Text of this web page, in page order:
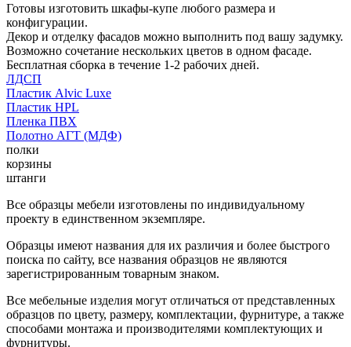
Готовы изготовить шкафы-купе любого размера и
конфигурации.
Декор и отделку фасадов можно выполнить под вашу задумку.
Возможно сочетание нескольких цветов в одном фасаде.
Бесплатная сборка в течение 1-2 рабочих дней.
ЛДСП
Пластик Alvic Luxe
Пластик HPL
Пленка ПВХ
Полотно АГТ (МДФ)
полки
корзины
штанги
Все образцы мебели изготовлены по индивидуальному
проекту в единственном экземпляре.
Образцы имеют названия для их различия и более быстрого
поиска по сайту, все названия образцов не являются
зарегистрированным товарным знаком.
Все мебельные изделия могут отличаться от представленных
образцов по цвету, размеру, комплектации, фурнитуре, а также
способами монтажа и производителями комплектующих и
фурнитуры.